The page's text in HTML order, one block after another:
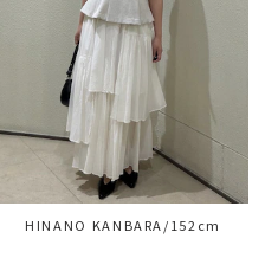
HINANO KANBARA/152cm